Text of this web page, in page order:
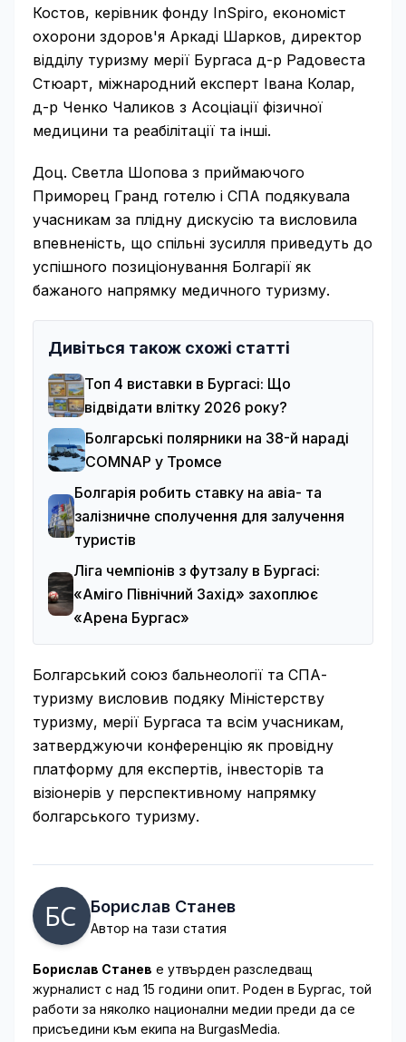
Костов, керівник фонду InSpiro, економіст
охорони здоров'я Аркаді Шарков, директор
відділу туризму мерії Бургаса д-р Радовеста
Стюарт, міжнародний експерт Івана Колар,
д-р Ченко Чаликов з Асоціації фізичної
медицини та реабілітації та інші.
Доц. Светла Шопова з приймаючого
Приморец Гранд готелю і СПА подякувала
учасникам за плідну дискусію та висловила
впевненість, що спільні зусилля приведуть до
успішного позиціонування Болгарії як
бажаного напрямку медичного туризму.
Дивіться також схожі статті
Топ 4 виставки в Бургасі: Що
відвідати влітку 2026 року?
Болгарські полярники на 38-й нараді
COMNAP у Тромсе
Болгарія робить ставку на авіа- та
залізничне сполучення для залучення
туристів
Ліга чемпіонів з футзалу в Бургасі:
«Аміго Північний Захід» захоплює
«Арена Бургас»
Болгарський союз бальнеології та СПА-
туризму висловив подяку Міністерству
туризму, мерії Бургаса та всім учасникам,
затверджуючи конференцію як провідну
платформу для експертів, інвесторів та
візіонерів у перспективному напрямку
болгарського туризму.
Борислав Станев
Автор на тази статия
Борислав Станев е утвърден разследващ
журналист с над 15 години опит. Роден в Бургас, той
работи за няколко национални медии преди да се
присъедини към екипа на BurgasMedia.